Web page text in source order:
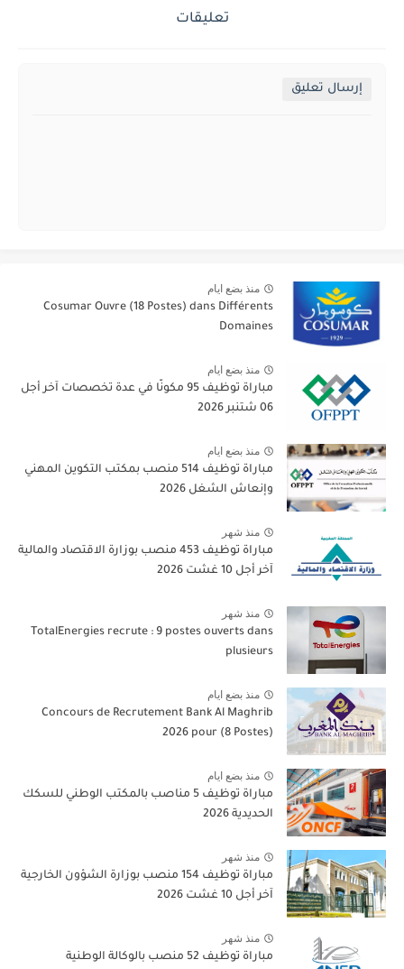
تعليقات
إرسال تعليق
منذ بضع ايام
Cosumar Ouvre (18 Postes) dans Différents
Domaines
منذ بضع ايام
مباراة توظيف 95 مكونًا في عدة تخصصات آخر أجل
06 شتنبر 2026
منذ بضع ايام
مباراة توظيف 514 منصب بمكتب التكوين المهني
وإنعاش الشغل 2026
منذ شهر
مباراة توظيف 453 منصب بوزارة الاقتصاد والمالية
آخر أجل 10 غشت 2026
منذ شهر
TotalEnergies recrute : 9 postes ouverts dans
plusieurs
منذ بضع ايام
Concours de Recrutement Bank Al Maghrib
2026 pour (8 Postes)
منذ بضع ايام
مباراة توظيف 5 مناصب بالمكتب الوطني للسكك
الحديدية 2026
منذ شهر
مباراة توظيف 154 منصب بوزارة الشؤون الخارجية
آخر أجل 10 غشت 2026
منذ شهر
مباراة توظيف 52 منصب بالوكالة الوطنية